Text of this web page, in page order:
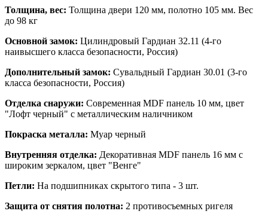
Толщина, вес: Толщина двери 120 мм, полотно 105 мм. Вес
до 98 кг
Основной замок: Цилиндровый Гардиан 32.11 (4-го
наивысшего класса безопасности, Россия)
Дополнительный замок: Сувальдный Гардиан 30.01 (3-го
класса безопасности, Россия)
Отделка снаружи: Современная MDF панель 10 мм, цвет
"Лофт черный" с металлическим наличником
Покраска металла: Муар черный
Внутренняя отделка: Декоративная MDF панель 16 мм с
широким зеркалом, цвет "Венге"
Петли: На подшипниках скрытого типа - 3 шт.
Защита от снятия полотна: 2 противосъемных ригеля